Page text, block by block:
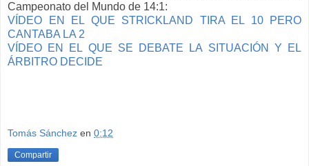
Campeonato del Mundo de 14:1:
VÍDEO EN EL QUE STRICKLAND TIRA EL 10 PERO
CANTABA LA 2
VÍDEO EN EL QUE SE DEBATE LA SITUACIÓN Y EL
ÁRBITRO DECIDE
Tomás Sánchez en 0:12
Compartir